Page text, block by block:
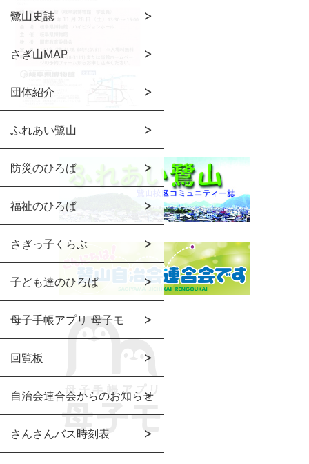
鷺山史誌
さぎ山MAP
団体紹介
ふれあい鷺山
防災のひろば
福祉のひろば
さぎっ子くらぶ
子ども達のひろば
母子手帳アプリ 母子モ
回覧板
自治会連合会からのお知らせ
さんさんバス時刻表